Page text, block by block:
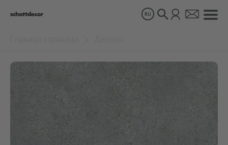
Продукты
О нас
RU